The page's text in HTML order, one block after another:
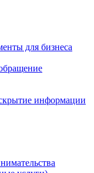
для бизнеса
информации